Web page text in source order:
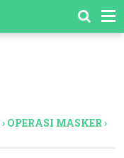
› OPERASI MASKER›